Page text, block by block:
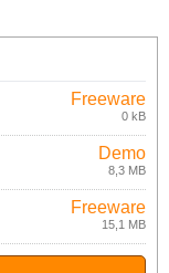
Freeware
0 kB
Demo
8,3 MB
Freeware
15,1 MB